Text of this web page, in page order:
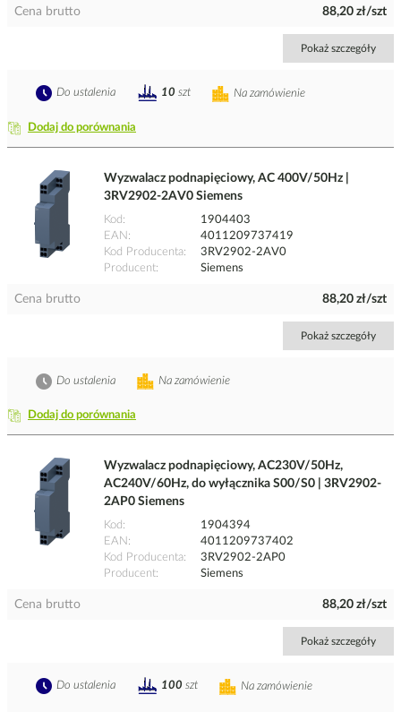
Cena brutto 88,20 zł/szt
Pokaż szczegóły
Dodaj do porównania
Na zamówienie
Do ustalenia 10 szt
Wyzwalacz podnapięciowy, AC 400V/50Hz |
3RV2902-2AV0 Siemens
Kod
1904403
EAN
4011209737419
Kod Producenta
3RV2902-2AV0
Producent
Siemens
Cena brutto 88,20 zł/szt
Pokaż szczegóły
Dodaj do porównania
Na zamówienie
Do ustalenia
Wyzwalacz podnapięciowy, AC230V/50Hz,
AC240V/60Hz, do wyłącznika S00/S0 | 3RV2902-
2AP0 Siemens
Kod
1904394
EAN
4011209737402
Kod Producenta
3RV2902-2AP0
Producent
Siemens
Cena brutto 88,20 zł/szt
Pokaż szczegóły
Na zamówienie
Do ustalenia 100 szt